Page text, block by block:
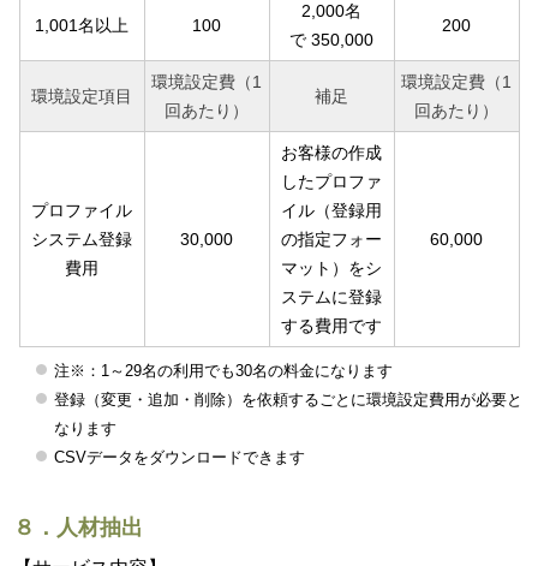
1,001名以上 100
2,000名
で 350,000
200
環境設定項目
環境設定費（1
回あたり）
補足
環境設定費（1
回あたり）
プロファイル
システム登録
費用
30,000
お客様の作成
したプロファ
イル（登録用
の指定フォー
マット）をシ
ステムに登録
する費用です
60,000
注※：1～29名の利用でも30名の料金になります
登録（変更・追加・削除）を依頼するごとに環境設定費用が必要と
なります
CSVデータをダウンロードできます
８．人材抽出